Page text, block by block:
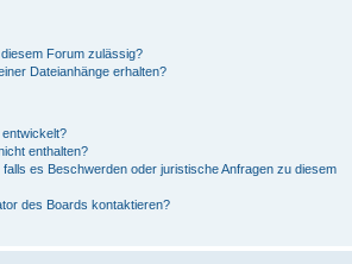
Forum zulässig?
Dateianhänge erhalten?
enthalten?
es Beschwerden oder juristische Anfragen zu diesem
des Boards kontaktieren?